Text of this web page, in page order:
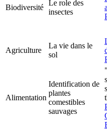
Biodiversité
Le role des
insectes
Agriculture
La vie dans le
sol
Alimentation
Identification de
plantes
comestibles
sauvages